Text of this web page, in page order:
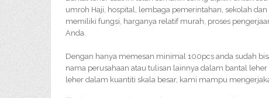
umroh Haji, hospital, lembaga pemerintahan, sekolah
memiliki fungsi, harganya relatif murah, proses
Anda.
Dengan hanya memesan minimal 100pcs anda sudah
nama perusahaan atau tulisan lainnya dalam bantal
leher dalam kuantiti skala besar, kami mampu